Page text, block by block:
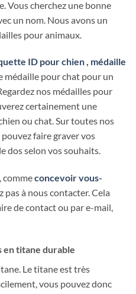
Vous cherchez une bonne
un nom. Nous avons un
pour animaux.
ID pour chien, médaille
médaille pour chat pour un
nos médailles pour
certainement une
ou chat. Sur toutes nos
faire graver vos
dos selon vos souhaits.
commeconcevoir vous-
pas à nous contacter. Cela
de contact ou par e-mail,
titane durable
Le titane est très
vous pouvez donc